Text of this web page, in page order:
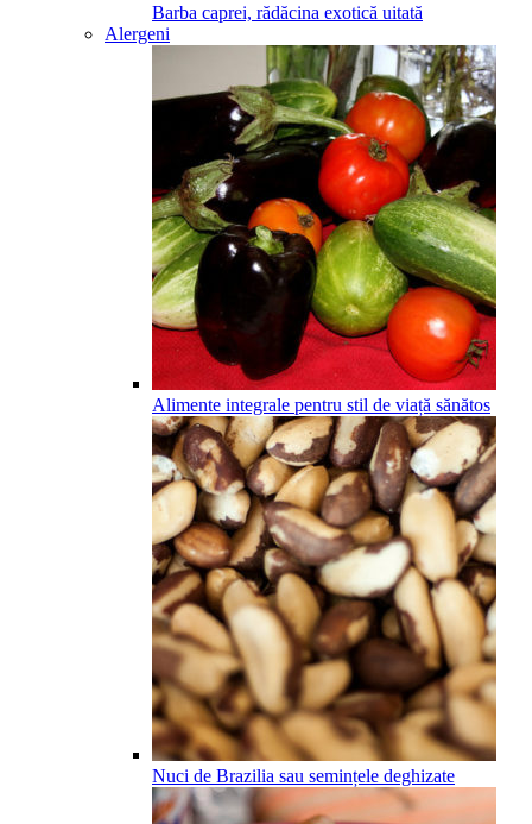
Barba caprei, rădăcina exotică uitată
Alergeni
Alimente integrale pentru stil de viață sănătos
Nuci de Brazilia sau semințele deghizate